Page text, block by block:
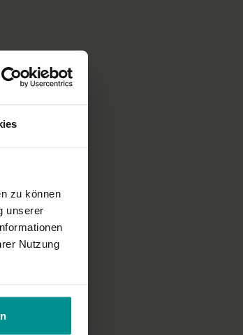
zu können
unserer
Nutzung